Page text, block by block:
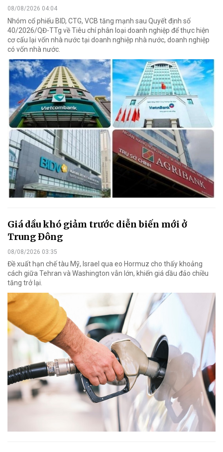
08/08/2026 04:04
Nhóm cổ phiếu BID, CTG, VCB tăng mạnh sau Quyết định số
40/2026/QĐ-TTg về Tiêu chí phân loại doanh nghiệp để thực hiện
cơ cấu lại vốn nhà nước tại doanh nghiệp nhà nước, doanh nghiệp
có vốn nhà nước.
Giá dầu khó giảm trước diễn biến mới ở
Trung Đông
08/08/2026 03:35
Đề xuất hạn chế tàu Mỹ, Israel qua eo Hormuz cho thấy khoảng
cách giữa Tehran và Washington vẫn lớn, khiến giá dầu đảo chiều
tăng trở lại.